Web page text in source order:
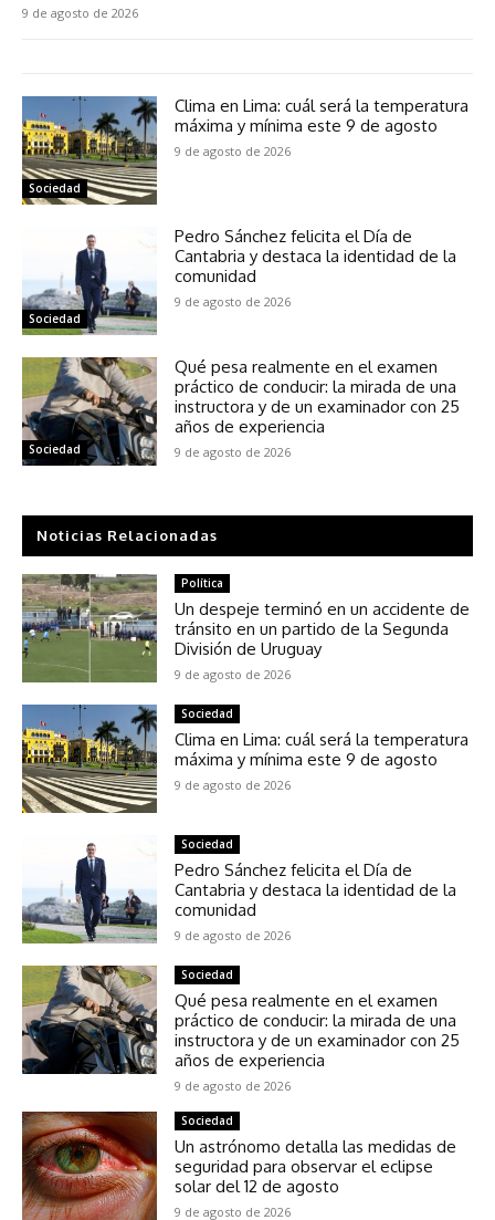
9 de agosto de 2026
Sociedad
Clima en Lima: cuál será la temperatura
máxima y mínima este 9 de agosto
9 de agosto de 2026
Sociedad
Pedro Sánchez felicita el Día de
Cantabria y destaca la identidad de la
comunidad
9 de agosto de 2026
Sociedad
Qué pesa realmente en el examen
práctico de conducir: la mirada de una
instructora y de un examinador con 25
años de experiencia
9 de agosto de 2026
Noticias Relacionadas
Política
Un despeje terminó en un accidente de
tránsito en un partido de la Segunda
División de Uruguay
9 de agosto de 2026
Sociedad
Clima en Lima: cuál será la temperatura
máxima y mínima este 9 de agosto
9 de agosto de 2026
Sociedad
Pedro Sánchez felicita el Día de
Cantabria y destaca la identidad de la
comunidad
9 de agosto de 2026
Sociedad
Qué pesa realmente en el examen
práctico de conducir: la mirada de una
instructora y de un examinador con 25
años de experiencia
9 de agosto de 2026
Sociedad
Un astrónomo detalla las medidas de
seguridad para observar el eclipse
solar del 12 de agosto
9 de agosto de 2026